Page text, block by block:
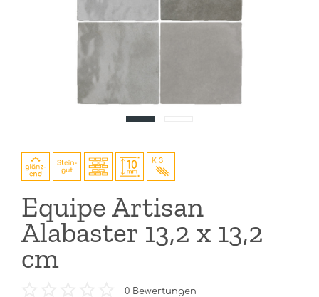
Equipe Artisan
Alabaster 13,2 x 13,2
cm
0 Bewertungen